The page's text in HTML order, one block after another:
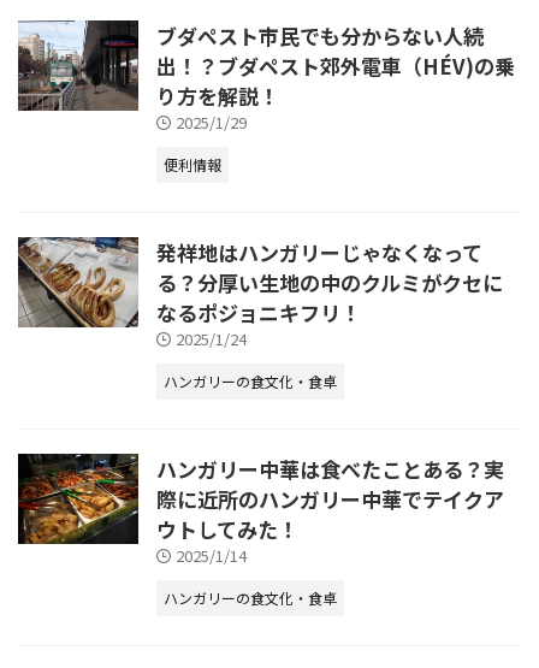
ブダペスト市民でも分からない人続
出！？ブダペスト郊外電車（HÉV)の乗
り方を解説！
2025/1/29
便利情報
発祥地はハンガリーじゃなくなって
る？分厚い生地の中のクルミがクセに
なるポジョニキフリ！
2025/1/24
ハンガリーの食文化・食卓
ハンガリー中華は食べたことある？実
際に近所のハンガリー中華でテイクア
ウトしてみた！
2025/1/14
ハンガリーの食文化・食卓